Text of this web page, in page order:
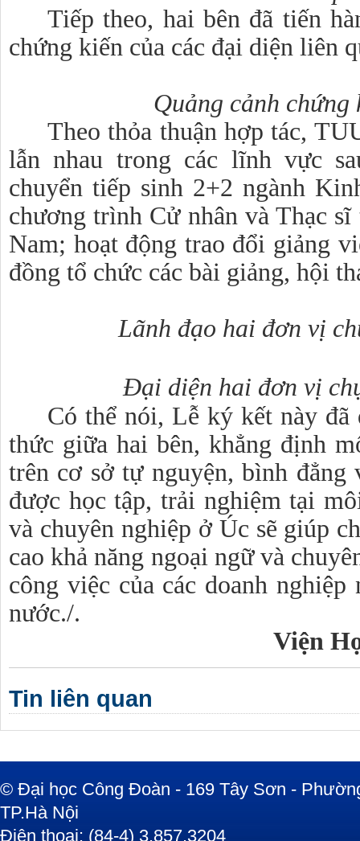
Tiếp theo, hai bên đã tiến
chứng kiến của các đại diện liên
Quảng cảnh chứng
Theo thỏa thuận hợp tác,
lẫn nhau trong các lĩnh vực
chuyển tiếp sinh 2+2 ngành
chương trình Cử nhân và Thạc
Nam; hoạt động trao đổi giảng
đồng tổ chức các bài giảng, hội
Lãnh đạo hai đơn vị
Đại diện hai đơn vị
Có thể nói, Lễ ký kết này đã
thức giữa hai bên, khẳng định
trên cơ sở tự nguyện, bình
được học tập, trải nghiệm tại
và chuyên nghiệp ở Úc sẽ giúp
cao khả năng ngoại ngữ và
công việc của các doanh
nước./.
Viện
Tin liên quan
© Đại học Công Đoàn - 169 Tây Sơn -
TP.Hà Nội
Điện thoại: (84-4) 3.857.3204